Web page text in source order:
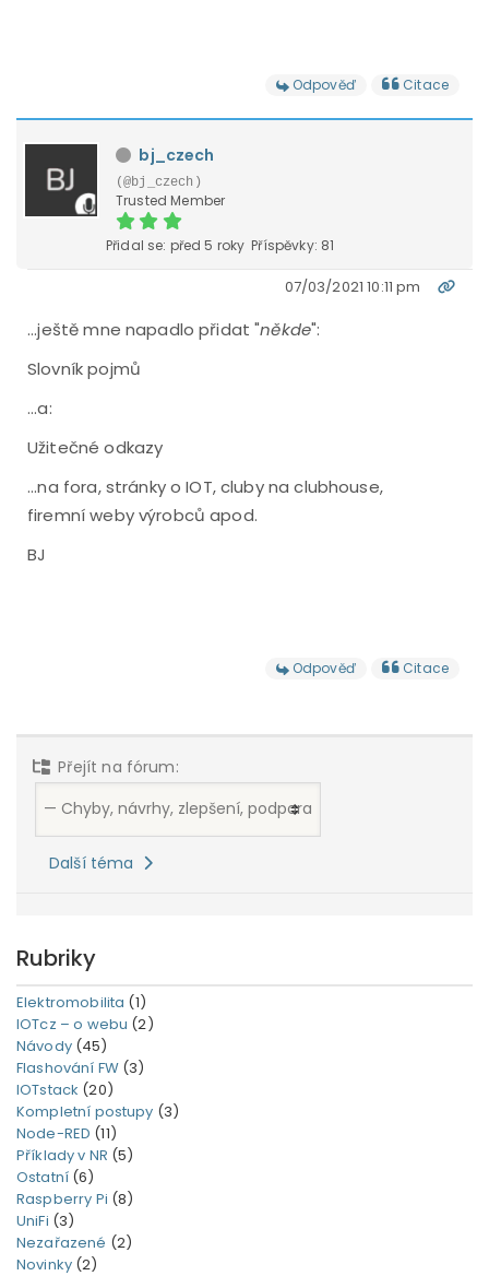
Odpověď Citace
bj_czech
(@bj_czech)
Trusted Member
Přidal se: před 5 roky Příspěvky: 81
07/03/2021 10:11 pm
...ještě mne napadlo přidat "někde":
Slovník pojmů
...a:
Užitečné odkazy
...na fora, stránky o IOT, cluby na clubhouse,
firemní weby výrobců apod.
BJ
Odpověď Citace
Přejít na fórum:
Další téma
Rubriky
Elektromobilita (1)
IOTcz – o webu (2)
Návody(45)
Flashování FW(3)
IOTstack (20)
Kompletní postupy (3)
Node-RED (11)
Příklady v NR (5)
Ostatní (6)
Raspberry Pi (8)
UniFi (3)
Nezařazené (2)
Novinky (2)